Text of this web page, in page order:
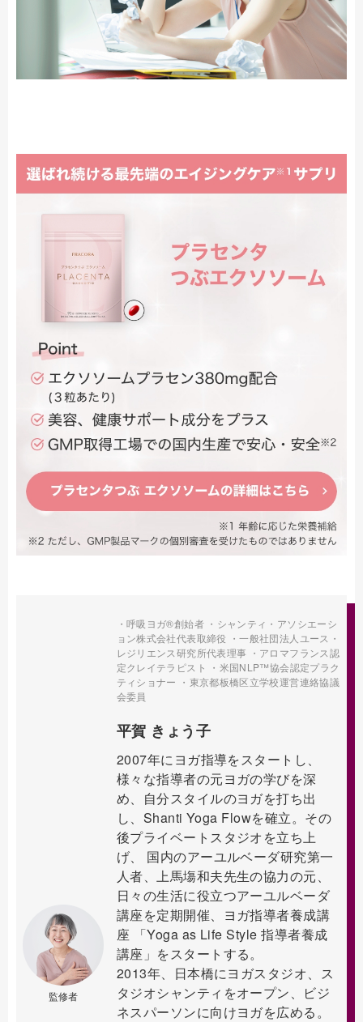
監修者
・呼吸ヨガ®創始者 ・シャンティ・アソシエーシ
ョン株式会社代表取締役 ・一般社団法人ユース・
レジリエンス研究所代表理事 ・アロマフランス認
定クレイテラピスト ・米国NLP™協会認定プラク
ティショナー ・東京都板橋区立学校運営連絡協議
会委員
平賀 きょう子
2007年にヨガ指導をスタートし、
様々な指導者の元ヨガの学びを深
め、自分スタイルのヨガを打ち出
し、Shanti Yoga Flowを確立。その
後プライベートスタジオを立ち上
げ、 国内のアーユルベーダ研究第一
人者、上馬塲和夫先生の協力の元、
日々の生活に役立つアーユルベーダ
講座を定期開催、ヨガ指導者養成講
座 「Yoga as Life Style 指導者養成
講座」をスタートする。
2013年、日本橋にヨガスタジオ、ス
タジオシャンティをオープン、ビジ
ネスパーソンに向けヨガを広める。